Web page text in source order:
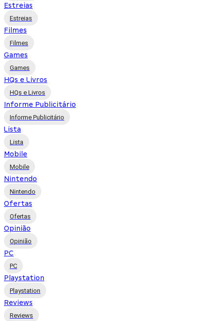
Estreias
Estreias
Filmes
Filmes
Games
Games
HQs e Livros
HQs e Livros
Informe Publicitário
Informe Publicitário
Lista
Lista
Mobile
Mobile
Nintendo
Nintendo
Ofertas
Ofertas
Opinião
Opinião
PC
PC
Playstation
Playstation
Reviews
Reviews